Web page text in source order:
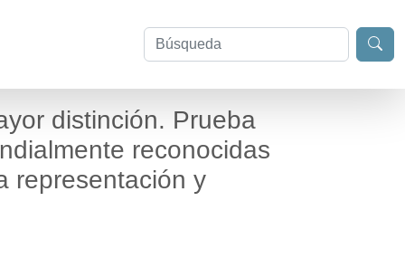
distinción. Prueba
reconocidas
representación y